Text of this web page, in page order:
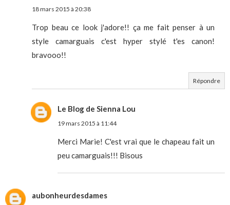
18 mars 2015 à 20:38
Trop beau ce look j'adore!! ça me fait penser à un
style camarguais c'est hyper stylé t'es canon!
bravooo!!
Répondre
Le Blog de Sienna Lou
19 mars 2015 à 11:44
Merci Marie! C'est vrai que le chapeau fait un
peu camarguais!!! Bisous
aubonheurdesdames